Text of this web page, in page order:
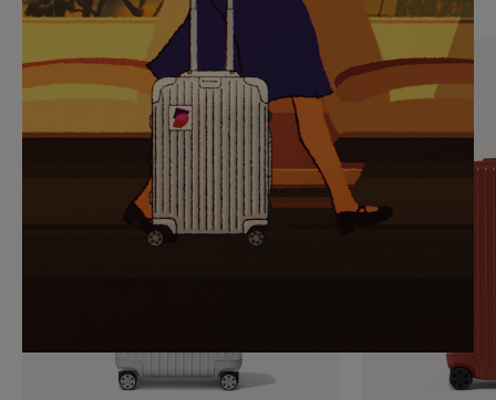
SIE,
UM
ANZUHALTEN
AUFHEBEN
DER
STUMMSCHALTUNG